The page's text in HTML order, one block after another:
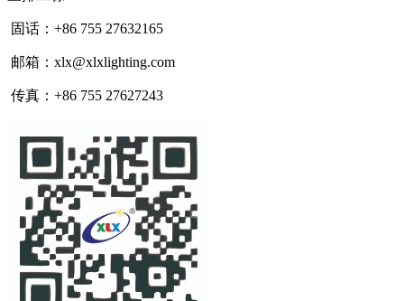
固话：+86 755 27632165
邮箱：xlx@xlxlighting.com
传真：+86 755 27627243